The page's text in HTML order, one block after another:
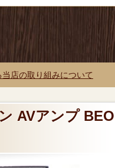
店の取り組みについて
AVアンプ BEO